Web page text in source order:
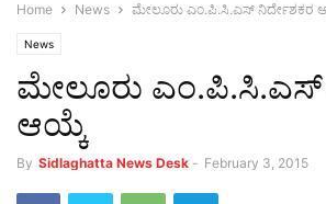
Home News ಮೇಲೂರು ಎಂ.ಪಿ.ಸಿ.ಎಸ್ ನಿರ್ದೇಶಕರ
News
ಮೇಲೂರು ಎಂ.ಪಿ.ಸಿ.ಎಸ್
ಆಯ್ಕೆ
By Sidlaghatta News Desk - February 3, 2015